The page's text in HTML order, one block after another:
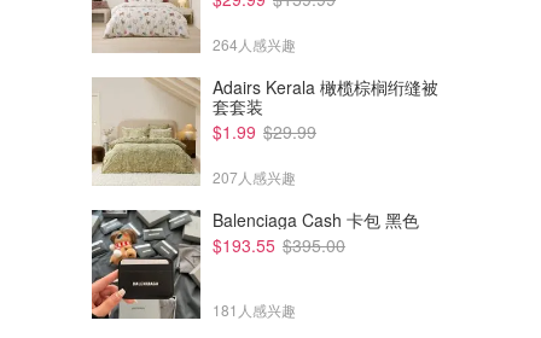
264人感兴趣
Adairs Kerala 橄榄棕榈绗缝被
套套装
$1.99 $29.99
207人感兴趣
Balenciaga Cash 卡包 黑色
$193.55 $395.00
181人感兴趣